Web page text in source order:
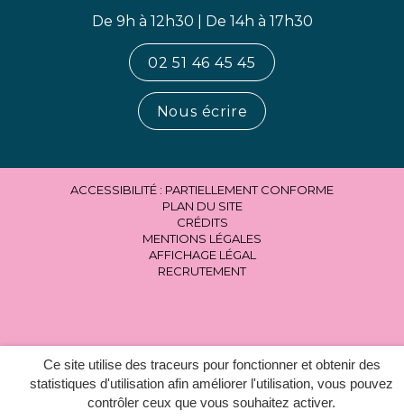
Ce site utilise des traceurs pour fonctionner et obtenir des
statistiques d'utilisation afin améliorer l'utilisation, vous pouvez
contrôler ceux que vous souhaitez activer.
De 9h à 12h30 | De 14h à 17h30
02 51 46 45 45
Nous écrire
ACCESSIBILITÉ : PARTIELLEMENT CONFORME
PLAN DU SITE
CRÉDITS
MENTIONS LÉGALES
AFFICHAGE LÉGAL
RECRUTEMENT